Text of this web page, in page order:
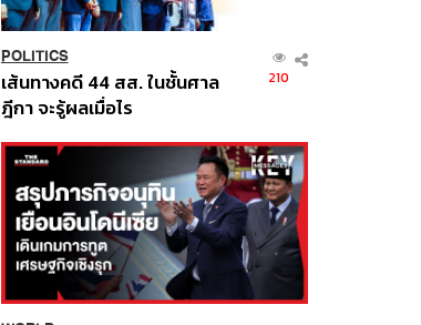
POLITICS
เส้นทางคดี 44 สส. ในชั้นศาล
ฎีกา จะรู้ผลเมื่อไร
210